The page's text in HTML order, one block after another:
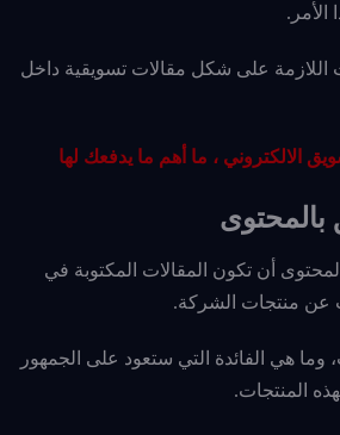
الأمر.
اللازمة على شكل مقالات تسويقية داخل
الالكتروني ، ما أهم ما يدفعك لها
أن تكون المقالات المكتوبة في
عن منتجات الشركة.
هي الفائدة التي ستعود على الجمهور
المنتجات.